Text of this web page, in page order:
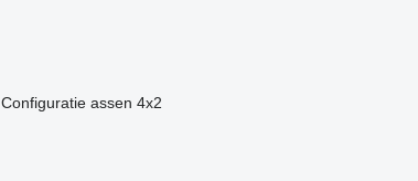
Configuratie assen 4x2